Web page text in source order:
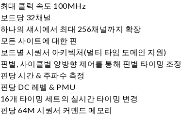
최대 클럭 속도 100MHz
보드당 32채널
하나의 섀시에서 최대 256채널까지 확장
모든 사이트에 대한 핀
보드별 시퀀서 아키텍처(멀티 타임 도메인 지원)
핀별, 사이클별 양방향 제어를 통해 핀별 타이밍 조정
핀당 시간 & 주파수 측정
핀당 DC 레벨 & PMU
16개 타이밍 세트의 실시간 타이밍 변경
핀당 64M 시퀀서 커맨드 메모리